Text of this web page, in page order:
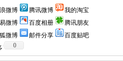
微博 腾讯微博
我的淘宝
微博 百度相册
腾讯朋友
微博 邮件分享
百度贴吧
0